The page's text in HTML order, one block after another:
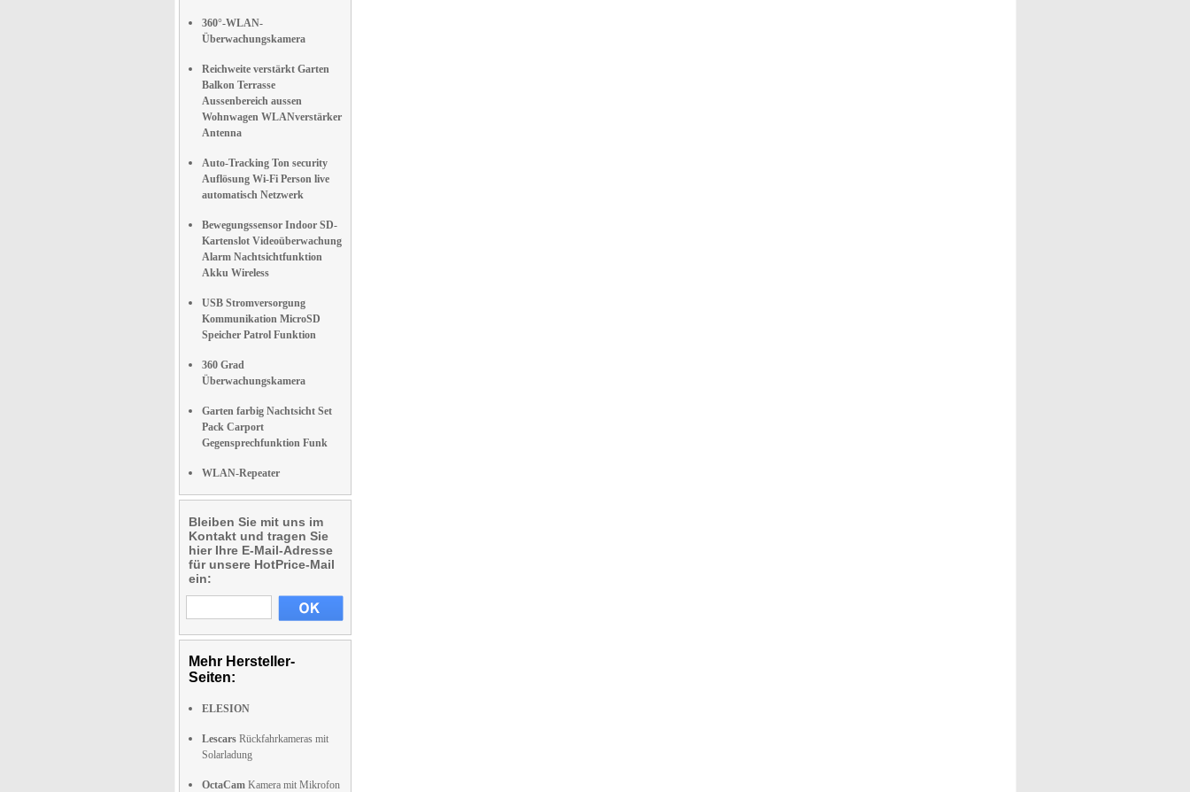
360°-WLAN-
Überwachungskamera
Reichweite verstärkt Garten
Balkon Terrasse
Aussenbereich aussen
Wohnwagen WLANverstärker
Antenna
Auto-Tracking Ton security
Auflösung Wi-Fi Person live
automatisch Netzwerk
Bewegungssensor Indoor SD-
Kartenslot Videoüberwachung
Alarm Nachtsichtfunktion
Akku Wireless
USB Stromversorgung
Kommunikation MicroSD
Speicher Patrol Funktion
360 Grad
Überwachungskamera
Garten farbig Nachtsicht Set
Pack Carport
Gegensprechfunktion Funk
WLAN-Repeater
Bleiben Sie mit uns im
Kontakt und tragen Sie
hier Ihre E-Mail-Adresse
für unsere HotPrice-Mail
ein:
Mehr Hersteller-
Seiten:
ELESION
Lescars Rückfahrkameras mit
Solarladung
OctaCam Kamera mit Mikrofon